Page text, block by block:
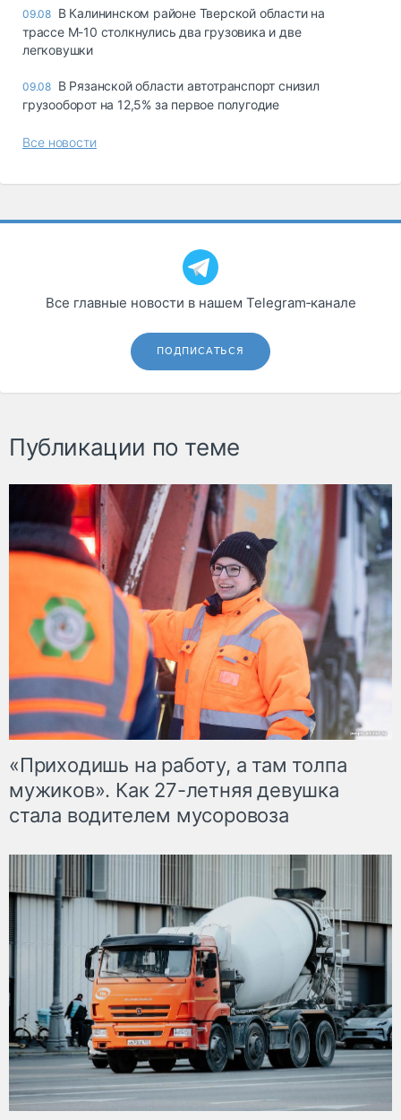
09.08 В Калининском районе Тверской области на
трассе М-10 столкнулись два грузовика и две
легковушки
09.08 В Рязанской области автотранспорт снизил
грузооборот на 12,5% за первое полугодие
Все новости
Все главные новости в нашем Telegram‑канале
ПОДПИСАТЬСЯ
Публикации по теме
«Приходишь на работу, а там толпа
мужиков». Как 27-летняя девушка
стала водителем мусоровоза